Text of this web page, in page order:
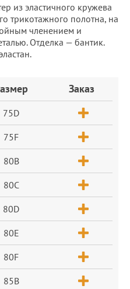
из эластичного кружева
трикотажного полотна, на
членением и
Отделка — бантик.
Заказ
75D
75F
80B
80C
80D
80E
80F
85B